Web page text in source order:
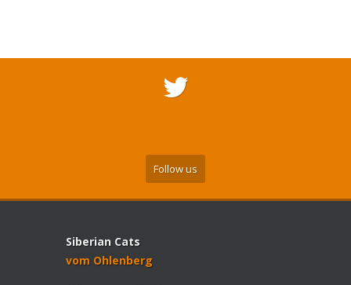
Follow us
Siberian Cats
vom Ohlenberg